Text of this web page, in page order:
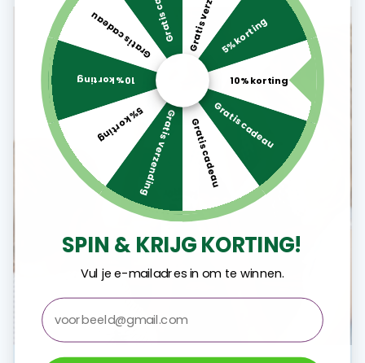
5% korting
10% korting
Gratis cadeau
Gratis cadeau
Gratis verzending
5% korting
10% korting
Gratis cadeau
SPIN & KRIJG KORTING!
Vul je e-mailadres in om te winnen.
email